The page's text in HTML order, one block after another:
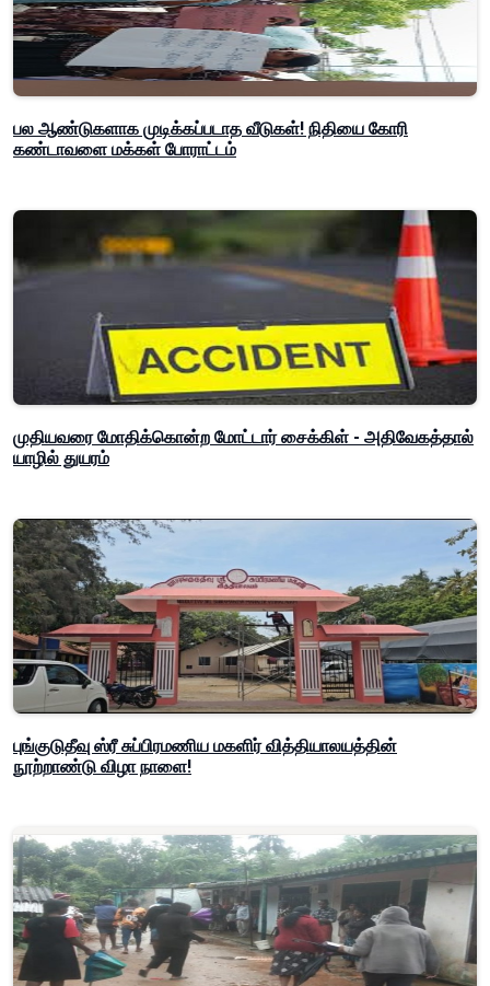
பல ஆண்டுகளாக முடிக்கப்படாத வீடுகள்! நிதியை கோரி
கண்டாவளை மக்கள் போராட்டம்
முதியவரை மோதிக்கொன்ற மோட்டார் சைக்கிள் - அதிவேகத்தால்
யாழில் துயரம்
புங்குடுதீவு ஸ்ரீ சுப்பிரமணிய மகளிர் வித்தியாலயத்தின்
நூற்றாண்டு விழா நாளை!